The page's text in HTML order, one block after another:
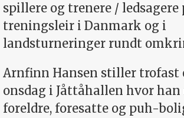
spillere og trenere / ledsagere
treningsleir i Danmark og i
landsturneringer rundt
Arnfinn Hansen stiller trofast
onsdag i Jåttåhallen hvor
foreldre, foresatte og puh-